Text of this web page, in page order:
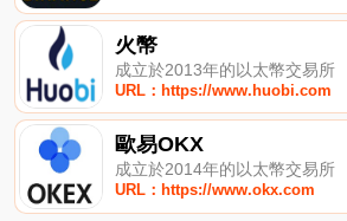
火幣
成立於2013年的以太幣交易所
URL：https://www.huobi.com
歐易OKX
成立於2014年的以太幣交易所
URL：https://www.okx.com